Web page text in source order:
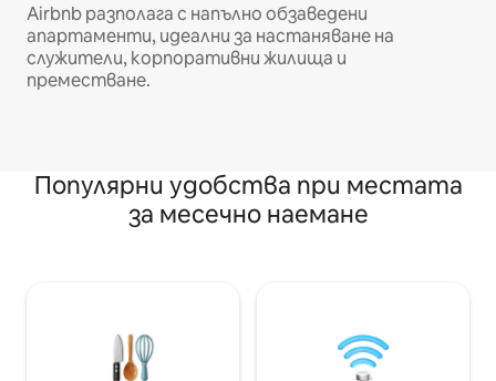
Airbnb разполага с напълно обзаведени
апартаменти, идеални за настаняване на
служители, корпоративни жилища и
преместване.
Популярни удобства при местата
за месечно наемане